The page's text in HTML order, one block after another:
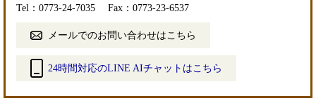
Tel：0773-24-7035
Fax：0773-23-6537
メールでのお問い合わせはこちら
24時間対応のLINE AIチャットはこちら